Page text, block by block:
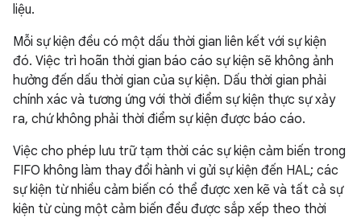
liệu.
Mỗi sự kiện đều có một dấu thời gian liên kết với sự kiện
đó. Việc trì hoãn thời gian báo cáo sự kiện sẽ không ảnh
hưởng đến dấu thời gian của sự kiện. Dấu thời gian phải
chính xác và tương ứng với thời điểm sự kiện thực sự xảy
ra, chứ không phải thời điểm sự kiện được báo cáo.
Việc cho phép lưu trữ tạm thời các sự kiện cảm biến trong
FIFO không làm thay đổi hành vi gửi sự kiện đến HAL; các
sự kiện từ nhiều cảm biến có thể được xen kẽ và tất cả sự
kiện từ cùng một cảm biến đều được sắp xếp theo thời